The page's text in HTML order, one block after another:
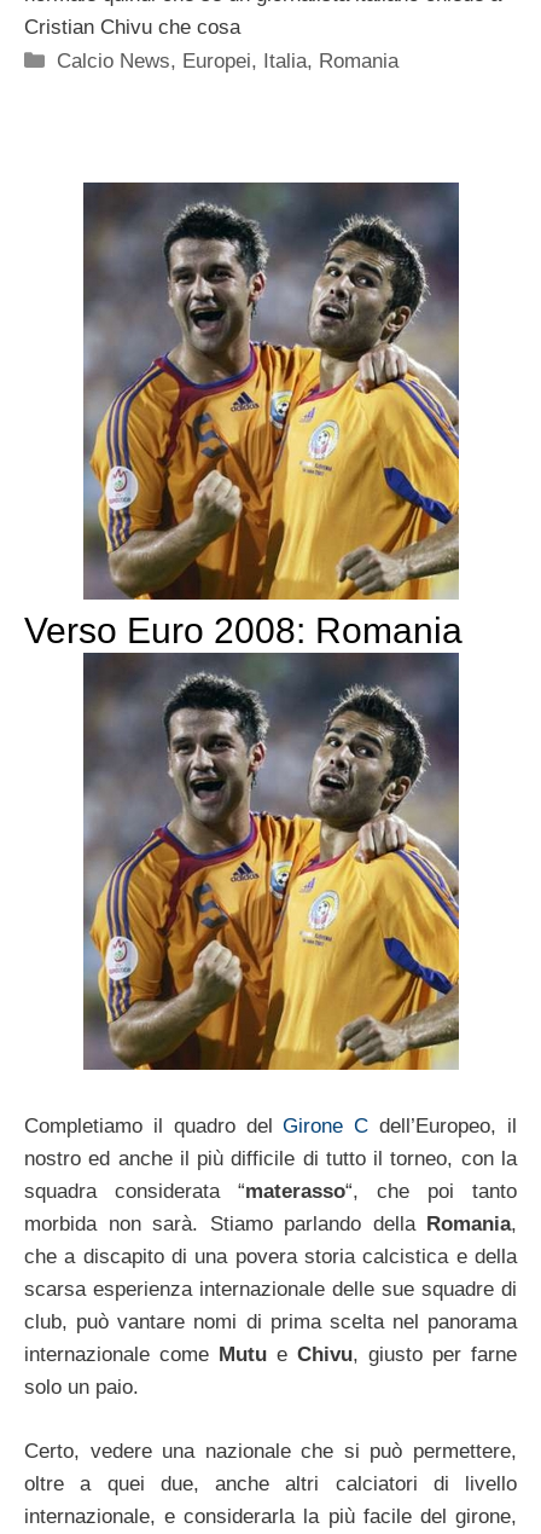
Cristian Chivu che cosa
Categorie
Calcio News, Europei, Italia, Romania
Verso Euro 2008: Romania
Completiamo il quadro delGirone C dell’Europeo, il
nostro ed anche il più difficile di tutto il torneo, con la
squadra considerata “materasso“, che poi tanto
morbida non sarà. Stiamo parlando della Romania,
che a discapito di una povera storia calcistica e della
scarsa esperienza internazionale delle sue squadre di
club, può vantare nomi di prima scelta nel panorama
internazionale come Mutu e Chivu, giusto per farne
solo un paio.
Certo, vedere una nazionale che si può permettere,
oltre a quei due, anche altri calciatori di livello
internazionale, e considerarla la più facile del girone,